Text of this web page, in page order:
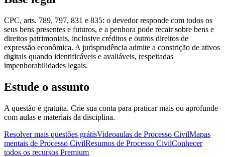
CPC, arts. 789, 797, 831 e 835: o devedor responde com todos os
seus bens presentes e futuros, e a penhora pode recair sobre bens e
direitos patrimoniais, inclusive créditos e outros direitos de
expressão econômica. A jurisprudência admite a constrição de ativos
digitais quando identificáveis e avaliáveis, respeitadas
impenhorabilidades legais.
Estude o assunto
A questão é gratuita. Crie sua conta para praticar mais ou aprofunde
com aulas e materiais da disciplina.
Resolver mais questões grátisVideoaulas de Processo CivilMapas
mentais de Processo CivilResumos de Processo CivilConhecer
todos os recursos Premium